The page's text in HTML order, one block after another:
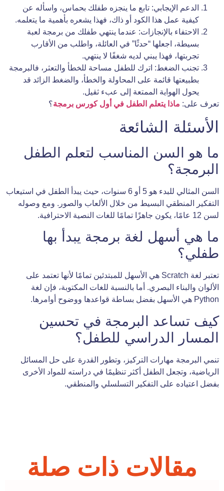
الدعم الإيجابي: تابع ما ينجزه طفلك بحماس، واسأله عن
كيفية عمل هذا الكود أو ذاك، فهذا يشعره بأهمية ما يتعلمه.
الاحتفاء بالإنجازات: عندما ينتهي طفلك من برمجة لعبة
بسيطة، اجعلها “حدثًا” في العائلة، واطلب من الأقارب
تجربتها، فهذا يبني لديه شغفًا لا ينتهي.
تجنب الضغط: اترك للطفل مساحة للخطأ والتعثر، فالبرمجة
بطبيعتها قائمة على المحاولة والخطأ، والضغط الزائد قد
يحول الهواية الممتعة إلى عبء ثقيل.
تعرف على: ماذا يتعلم الطفل في أول كورس برمجة؟
الأسئلة الشائعة
ما هو السن المناسب لتعلم الطفل
البرمجة؟
السن المثالي للبدء هو 5 أو 6 سنوات، حيث يبدأ الطفل في استيعاب
التفكير المنطقي البسيط من خلال الألعاب والصور. ومع وصوله
لسن 12 عامًا، يكون جاهزًا تمامًا للغات النصية الاحترافية.
ما هي أسهل لغة برمجة يبدأ بها
طفلي؟
تعتبر لغة Scratch هي الأسهل للمبتدئين تمامًا لأنها تعتمد على
الألوان والبناء البصري. أما بالنسبة للغات المكتوبة، فإن لغة
Python هي الأسهل بفضل بساطة قواعدها ووضوح أوامرها.
كيف تساعد البرمجة في تحسين
المسار الدراسي للطفل؟
تنمي البرمجة مهارات التركيز، وتطور القدرة على حل المسائل
الرياضية، وتجعل الطفل أكثر تنظيمًا في دراسته للمواد الأخرى
بفضل اعتياده على التفكير التسلسلي والمنطقي.
مقالات ذات صلة